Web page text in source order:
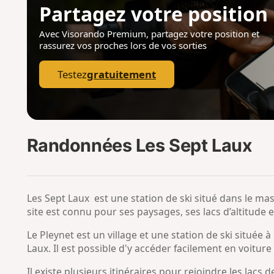
Partagez votre position
Avec Visorando Premium, partagez votre positionet
rassurez vos proches lors de vos sorties
Testezgratuitement
Randonnées Les Sept Laux
Les Sept Laux est une station de ski situé dans le
site est connu pour ses paysages, ses lacs
Le Pleynet est un village et une station de ski située
Laux. Il est possible d'y accéder facilement en